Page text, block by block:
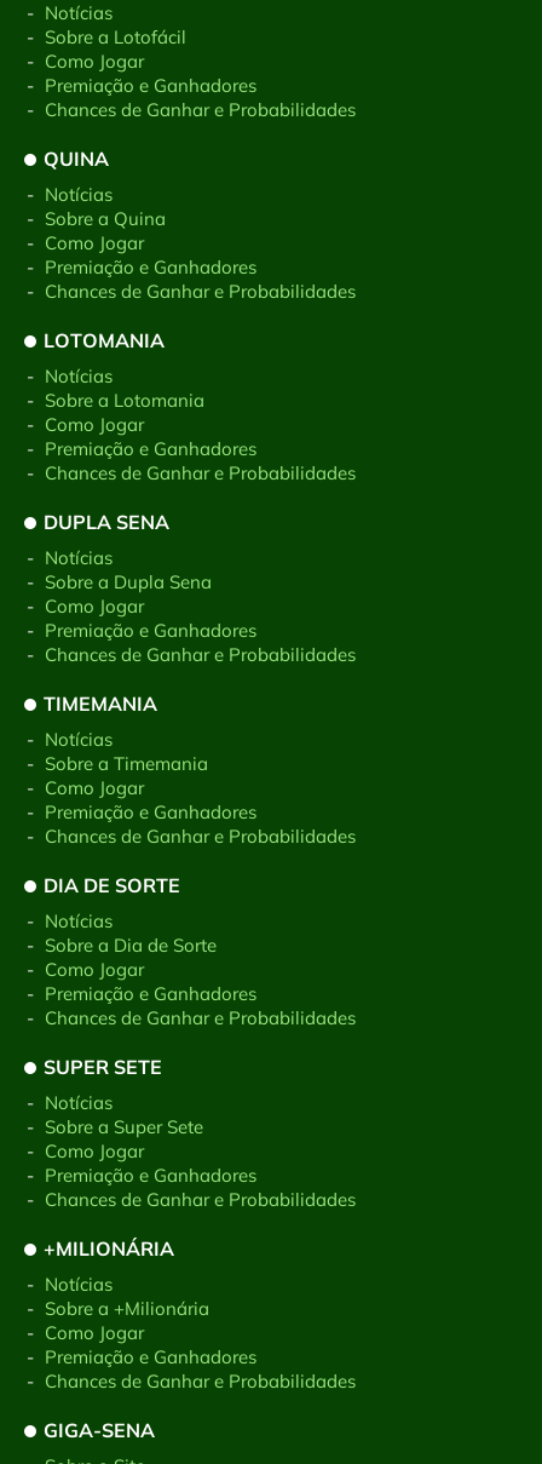
- Notícias
- Sobre a Lotofácil
- Como Jogar
- Premiação e Ganhadores
- Chances de Ganhar e Probabilidades
QUINA
- Notícias
- Sobre a Quina
- Como Jogar
- Premiação e Ganhadores
- Chances de Ganhar e Probabilidades
LOTOMANIA
- Notícias
- Sobre a Lotomania
- Como Jogar
- Premiação e Ganhadores
- Chances de Ganhar e Probabilidades
DUPLA SENA
- Notícias
- Sobre a Dupla Sena
- Como Jogar
- Premiação e Ganhadores
- Chances de Ganhar e Probabilidades
TIMEMANIA
- Notícias
- Sobre a Timemania
- Como Jogar
- Premiação e Ganhadores
- Chances de Ganhar e Probabilidades
DIA DE SORTE
- Notícias
- Sobre a Dia de Sorte
- Como Jogar
- Premiação e Ganhadores
- Chances de Ganhar e Probabilidades
SUPER SETE
- Notícias
- Sobre a Super Sete
- Como Jogar
- Premiação e Ganhadores
- Chances de Ganhar e Probabilidades
+MILIONÁRIA
- Notícias
- Sobre a +Milionária
- Como Jogar
- Premiação e Ganhadores
- Chances de Ganhar e Probabilidades
GIGA-SENA